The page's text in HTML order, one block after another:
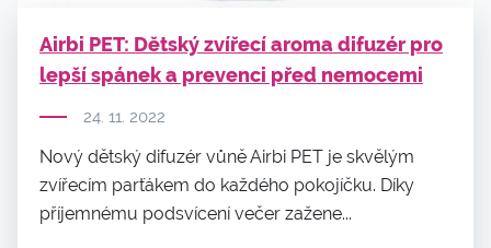
Airbi PET: Dětský zvířecí aroma difuzér pro
lepší spánek a prevenci před nemocemi
24. 11. 2022
Nový dětský difuzér vůně Airbi PET je skvělým
zvířecím parťákem do každého pokojíčku. Díky
příjemnému podsvícení večer zažene...